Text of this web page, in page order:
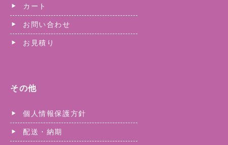
カート
お問い合わせ
お見積り
その他
個人情報保護方針
配送・納期